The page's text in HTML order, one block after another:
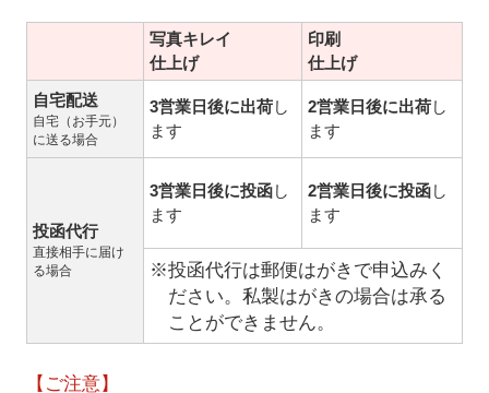
写真キレイ
仕上げ
印刷
仕上げ
自宅配送
自宅（お手元）
に送る場合
3営業日後に出荷し
ます
2営業日後に出荷し
ます
投函代行
直接相手に届け
る場合
3営業日後に投函し
ます
2営業日後に投函し
ます
※投函代行は郵便はがきで申込みく
ださい。私製はがきの場合は承る
ことができません。
【ご注意】